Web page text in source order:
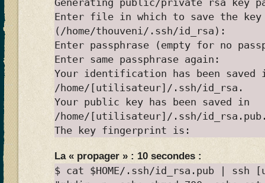
Generating public/private rsa key
Enter file in which to save the key
(/home/thouveni/.ssh/id_rsa):
Enter passphrase (empty for no
Enter same passphrase again:
Your identification has been saved
/home/[utilisateur]/.ssh/id_rsa.
Your public key has been saved in
/home/[utilisateur]/.ssh/
The key fingerprint is:
La « propager » : 10 secondes :
$ cat $HOME/.ssh/id_rsa.pub | ssh